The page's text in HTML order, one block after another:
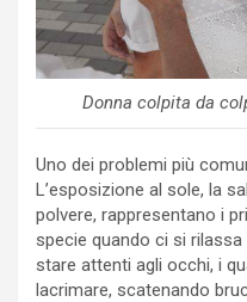
Donna colpita da
Uno dei problemi più
L’esposizione al sole, la
polvere, rappresentano i
specie quando ci si
stare attenti agli occhi, i
lacrimare, scatenando